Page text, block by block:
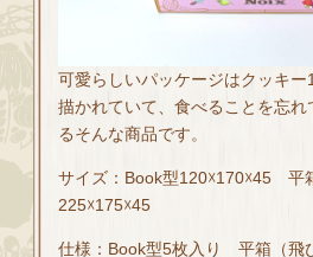
可愛らしいパッケージはクッキー
描かれていて、食べることを忘れ
るそんな商品です。
サイズ：Book型120☓170☓45 平
225☓175☓45
仕様：Book型5枚入り 平箱（飛